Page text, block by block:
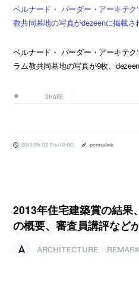
ベルナード・ バーダー・アーキテ
教共同墓地の写真がdezeenに掲載さ
ベルナード・ バーダー・アーキテ
ラム教共同墓地の写真が9枚、
SHARE
2013.05.02 Thu 10:00 permalink
2013年住宅建築賞の結果
の概要、審査員講評など
ARCHITECTURE